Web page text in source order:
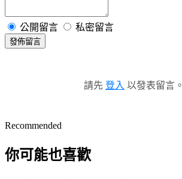
公開留言 私密留言
發佈留言
請先 登入 以發表留言。
Recommended
你可能也喜歡